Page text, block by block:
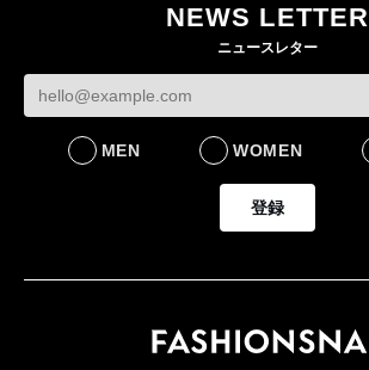
NEWS LETTER
ニュースレター
MEN WOMEN
登録